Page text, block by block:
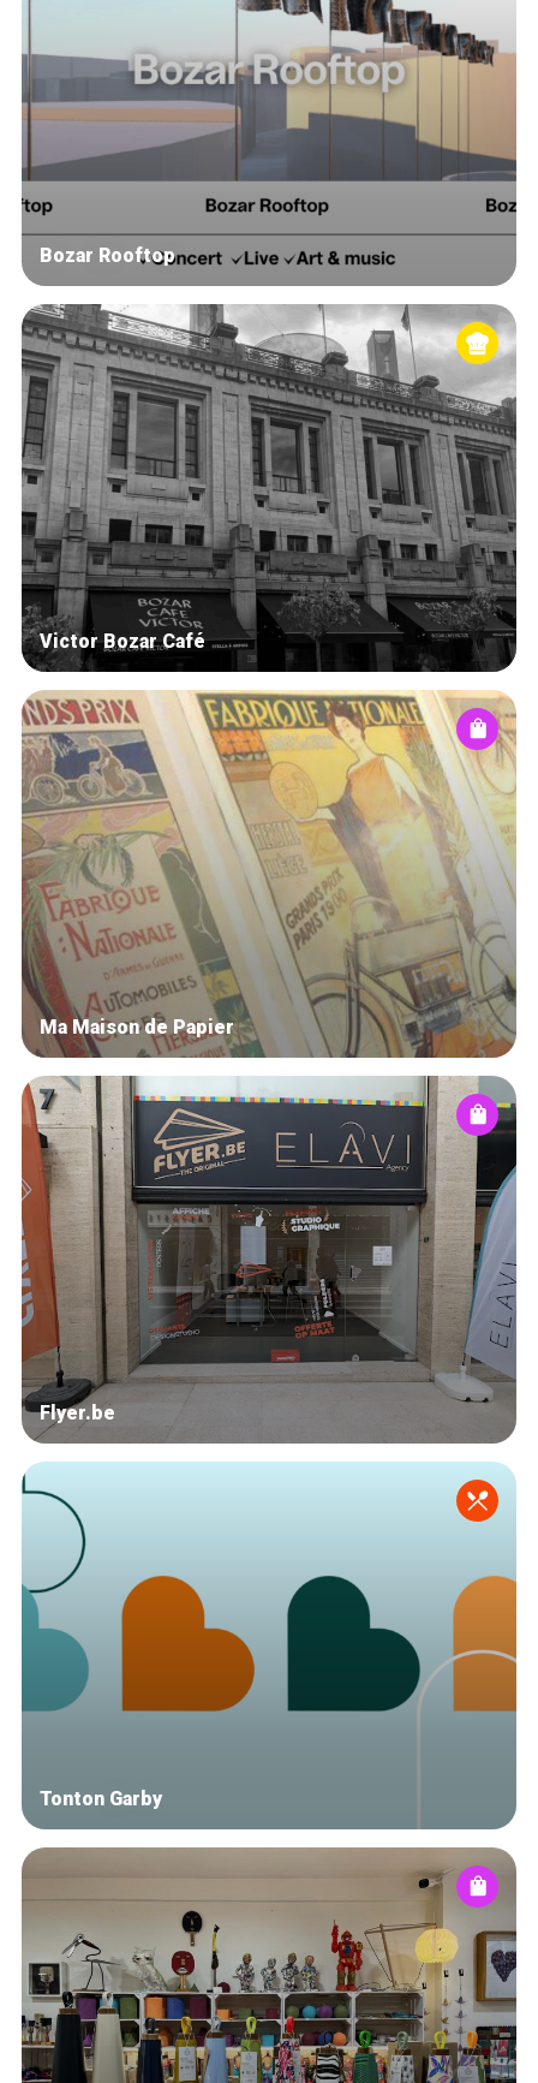
Accueil
Bonnes adresses
Quartiers
Blog
Tops 10
Artisans
A propos
Bozar Rooftop
Victor Bozar Café
Ma Maison de Papier
Flyer.be
Tonton Garby